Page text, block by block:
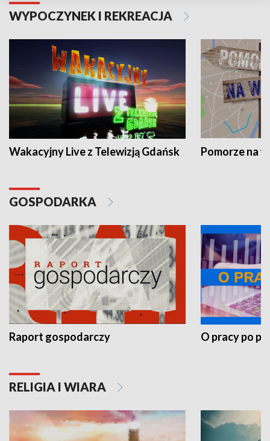
WYPOCZYNEK I REKREACJA
Wakacyjny Live z Telewizją Gdańsk Pomorze na
GOSPODARKA
Raport gospodarczy O pracy po
RELIGIA I WIARA